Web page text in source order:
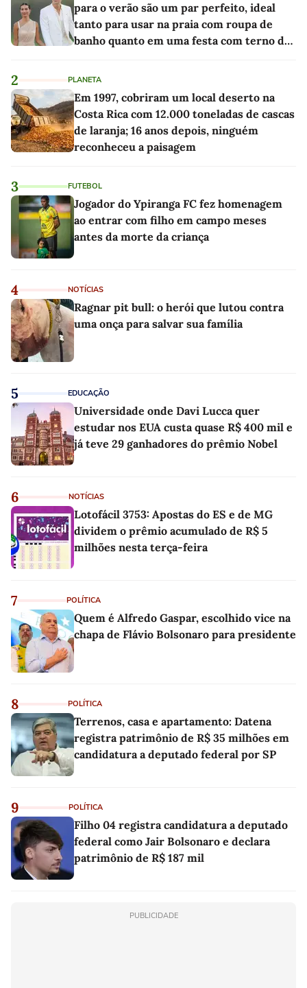
para o verão são um par perfeito, ideal
tanto para usar na praia com roupa de
banho quanto em uma festa com terno de
2 PLANETA
Em 1997, cobriram um local deserto na
Costa Rica com 12.000 toneladas de cascas
de laranja; 16 anos depois, ninguém
reconheceu a paisagem
3 FUTEBOL
Jogador do Ypiranga FC fez homenagem
ao entrar com filho em campo meses
antes da morte da criança
4 NOTÍCIAS
Ragnar pit bull: o herói que lutou contra
uma onça para salvar sua família
5 EDUCAÇÃO
Universidade onde Davi Lucca quer
estudar nos EUA custa quase R$ 400 mil e
já teve 29 ganhadores do prêmio Nobel
6 NOTÍCIAS
Lotofácil 3753: Apostas do ES e de MG
dividem o prêmio acumulado de R$ 5
milhões nesta terça-feira
7 POLÍTICA
Quem é Alfredo Gaspar, escolhido vice na
chapa de Flávio Bolsonaro para presidente
8 POLÍTICA
Terrenos, casa e apartamento: Datena
registra patrimônio de R$ 35 milhões em
candidatura a deputado federal por SP
9 POLÍTICA
Filho 04 registra candidatura a deputado
federal como Jair Bolsonaro e declara
patrimônio de R$ 187 mil
PUBLICIDADE